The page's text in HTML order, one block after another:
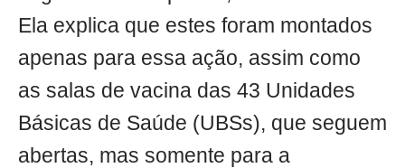
Ela explica que estes foram montados
apenas para essa ação, assim como
as salas de vacina das 43 Unidades
Básicas de Saúde (UBSs), que seguem
abertas, mas somente para a